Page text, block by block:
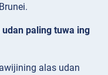
paling tuwa ing
alas udan